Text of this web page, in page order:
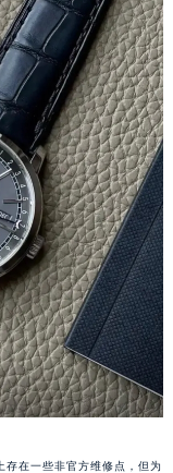
在一些非官方维修点，但为